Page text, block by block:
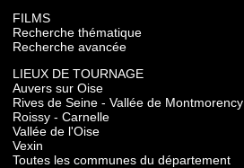
FILMS
Recherche thématique
Recherche avancée
LIEUX DE TOURNAGE
Auvers sur Oise
Rives de Seine - Vallée de Montmorency
Roissy - Carnelle
Vallée de l'Oise
Vexin
Toutes les communes du département